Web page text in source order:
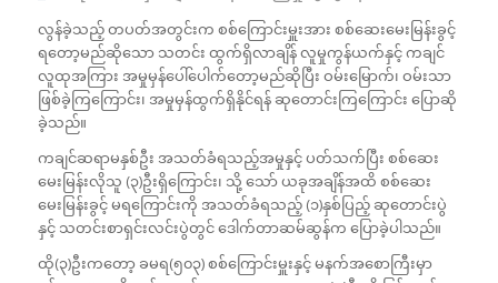
လွန်ခဲ့သည့် တပတ်အတွင်းက စစ်ကြောင်းမှူးအား စစ်ဆေးမေးမြန်းခွင့်
ရတော့မည်ဆိုသော သတင်း ထွက်ရှိလာချိန် လူမှုကွန်ယက်နှင့် ကချင်
လူထုအကြား အမှုမှန်ပေါ်ပေါက်တော့မည်ဆိုပြီး ဝမ်းမြောက်၊ ဝမ်းသာ
ဖြစ်ခဲ့ကြကြောင်း၊ အမှုမှန်ထွက်ရှိနိုင်ရန် ဆုတောင်းကြကြောင်း ပြောဆို
ခဲ့သည်။
ကချင်ဆရာမနှစ်ဦး အသတ်ခံရသည့်အမှုနှင့် ပတ်သက်ပြီး စစ်ဆေး
မေးမြန်းလိုသူ (၃)ဦးရှိကြောင်း၊ သို့ သော် ယခုအချိန်အထိ စစ်ဆေး
မေးမြန်းခွင့် မရကြောင်းကို အသတ်ခံရသည့် (၁)နှစ်ပြည့် ဆုတောင်းပွဲ
နှင့် သတင်းစာရှင်းလင်းပွဲတွင် ဒေါက်တာဆမ်ဆွန်က ပြောခဲ့ပါသည်။
ထို(၃)ဦးကတော့ ခမရ(၅၀၃) စစ်ကြောင်းမှူးနှင့် မနက်အစောကြီးမှာ